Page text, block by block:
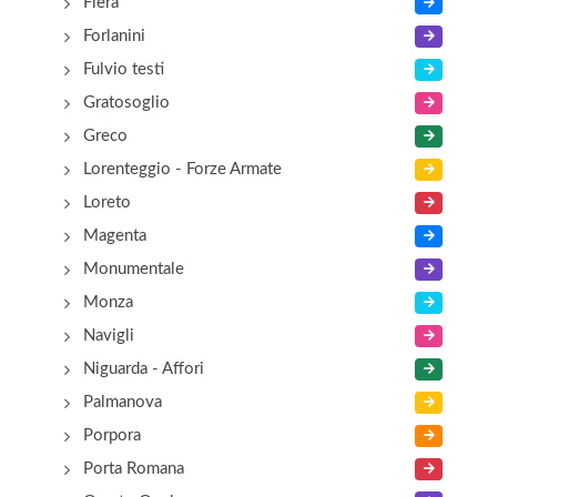
Forlanini
Fulvio testi
Gratosoglio
Greco
Lorenteggio - Forze Armate
Loreto
Magenta
Monumentale
Monza
Navigli
Niguarda - Affori
Palmanova
Porpora
Porta Romana